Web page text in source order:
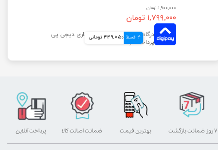
۱,۹۰۰,۰۰۰ تومان
۱,۷۹۹,۰۰۰ تومان
4 قسط 449,750 تومانی
بهترین قیمت پرداخت آنلاین ۷ روز ضمانت بازگشت ضمانت اصالت کالا